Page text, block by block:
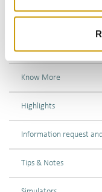
LPG
Bottled gas
Know More
Highlights
Information request
Tips & Notes